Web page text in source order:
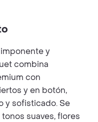
y
combina
con
y en botón,
y sofisticado. Se
suaves, flores